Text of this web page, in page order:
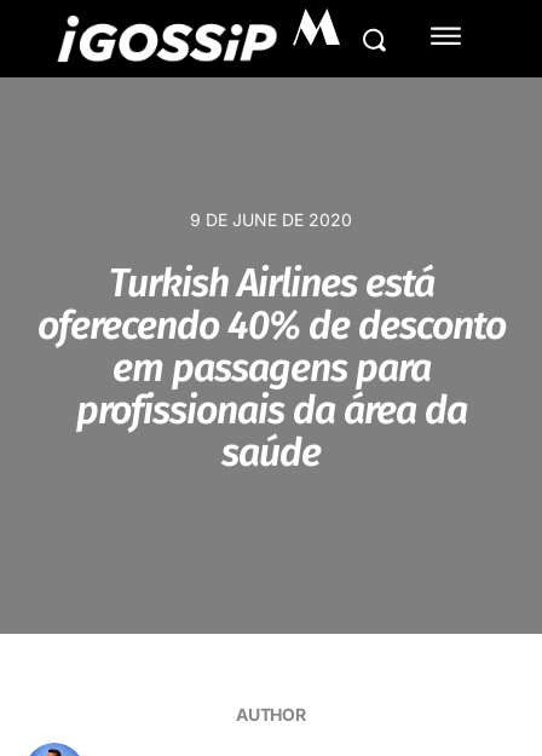
M
9 DE JUNE DE 2020
Turkish Airlines está
oferecendo 40% de desconto
em passagens para
profissionais da área da
saúde
AUTHOR